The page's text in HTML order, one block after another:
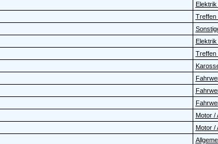
Elektrik
Treffen
Elektrik
Treffen
Motor /
Motor /